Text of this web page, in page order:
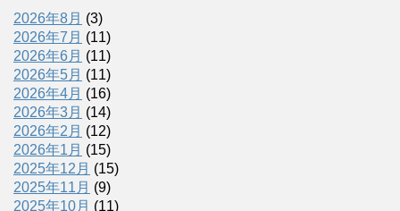
2026年8月 (3)
2026年7月 (11)
2026年6月 (11)
2026年5月 (11)
2026年4月 (16)
2026年3月 (14)
2026年2月 (12)
2026年1月 (15)
2025年12月 (15)
2025年11月 (9)
2025年10月 (11)